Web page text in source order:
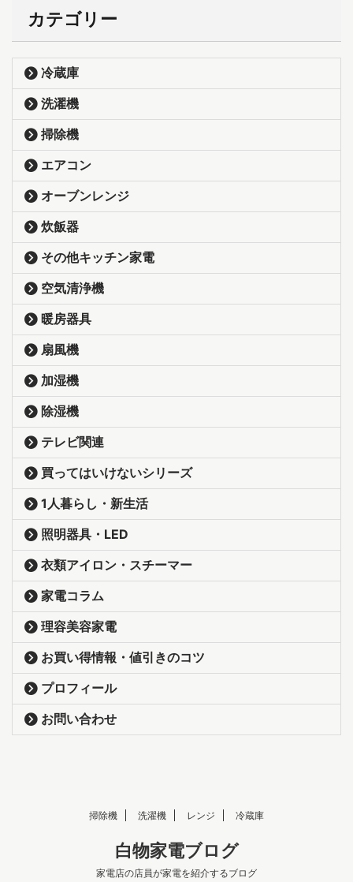
カテゴリー
冷蔵庫
洗濯機
掃除機
エアコン
オーブンレンジ
炊飯器
その他キッチン家電
空気清浄機
暖房器具
扇風機
加湿機
除湿機
テレビ関連
買ってはいけないシリーズ
1人暮らし・新生活
照明器具・LED
衣類アイロン・スチーマー
家電コラム
理容美容家電
お買い得情報・値引きのコツ
プロフィール
お問い合わせ
掃除機 洗濯機 レンジ 冷蔵庫
白物家電ブログ
家電店の店員が家電を紹介するブログ